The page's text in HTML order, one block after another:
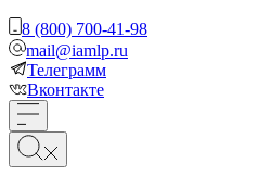
8 (800) 700-41-98
mail@iamlp.ru
Телеграмм
Вконтакте